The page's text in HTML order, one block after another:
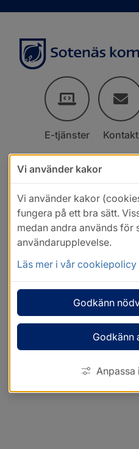
E-tjänster Kontakt
Vi använder kakor
Vi använder kakor
fungera på ett bra sätt.
medan andra används
användarupplevelse.
Läs mer i vår cookiepolicy
Godkänn
Godkänn
Anpassa